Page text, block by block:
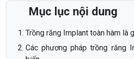
Mục lục nội dung
Trồng răng Implant toàn hàm là
Các phương pháp trồng răng